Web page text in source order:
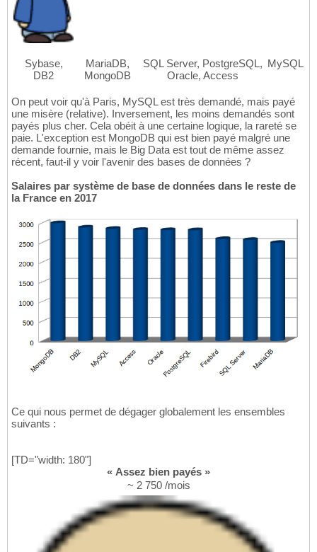
Sybase,
DB2
MariaDB,
MongoDB
SQL Server, PostgreSQL,
Oracle, Access
MySQL
On peut voir qu'à Paris, MySQL est très demandé, mais payé
une misère (relative). Inversement, les moins demandés sont
payés plus cher. Cela obéit à une certaine logique, la rareté se
paie. L'exception est MongoDB qui est bien payé malgré une
demande fournie, mais le Big Data est tout de même assez
récent, faut-il y voir l'avenir des bases de données ?
Salaires par système de base de données dans le reste de
la France en 2017
Ce qui nous permet de dégager globalement les ensembles
suivants :
[TD="width: 180"]
« Assez bien payés »
~ 2 750 /mois